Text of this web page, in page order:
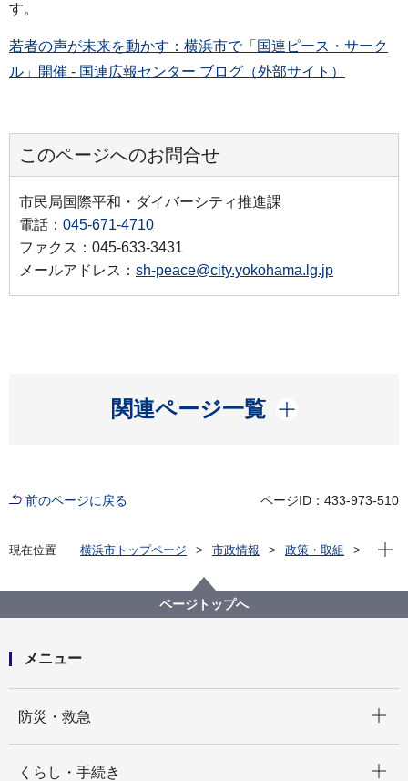
す。
若者の声が未来を動かす：横浜市で「国連ピース・サーク
ル」開催 - 国連広報センター ブログ（外部サイト）
このページへのお問合せ
市民局国際平和・ダイバーシティ推進課
電話： 045-671-4710
ファクス：045-633-3431
メールアドレス： sh-peace@city.yokohama.lg.jp
関連ページ一覧
開く
前のページに戻る ページID：433-973-510
現在位置 横浜市トップページ 市政情報
政策・取組
横浜ピース・サークル
現在
ページトップへ
メニュー
防災・救急
くらし・手続き